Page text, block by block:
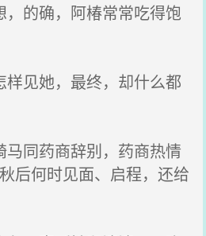
的确，阿椿常常吃得饱
见她，最终，却什么都
同药商辞别，药商热情
后何时见面、启程，还给